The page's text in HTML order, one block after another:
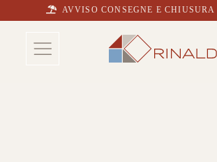
AVVISO CONSEGNE E CHIUSURA